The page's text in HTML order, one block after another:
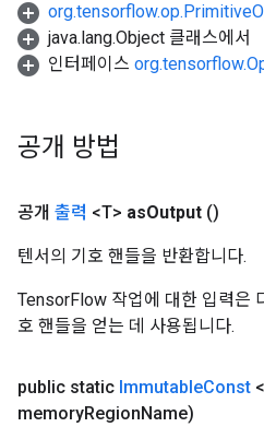
java.lang.Object 클래스에서
인터페이스
공개 방법
공개 출력 <T> asOutput ()
텐서의 기호 핸들을 반환합니다.
TensorFlow 작업에 대한 입력은
호 핸들을 얻는 데 사용됩니다.
public static ImmutableConst
memoryRegionName)